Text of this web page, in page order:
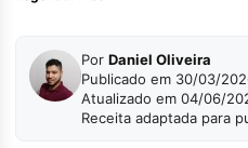
Por Daniel Oliveira
Publicado em 30/03/
Atualizado em 04/06/
Receita adaptada para